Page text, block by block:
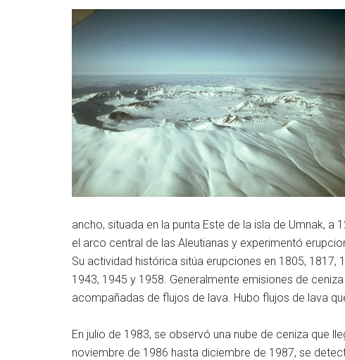
ancho, situada en la punta Este de la isla de Umnak,
el arco central de las Aleutianas y experimentó
Su actividad histórica sitúa erupciones en 1805, 1817,
1943, 1945 y 1958. Generalmente emisiones de
acompañadas de flujos de lava. Hubo flujos de lava
En julio de 1983, se observó una nube de ceniza que
noviembre de 1986 hasta diciembre de 1987, se